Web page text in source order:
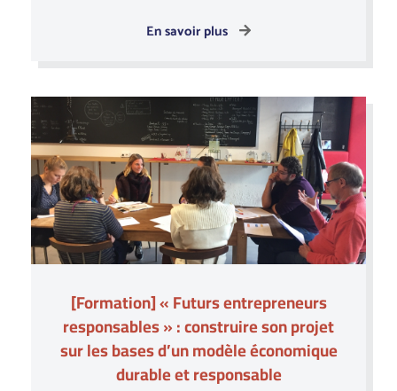
En savoir plus
[Formation] « Futurs entrepreneurs
responsables » : construire son projet
sur les bases d’un modèle économique
durable et responsable